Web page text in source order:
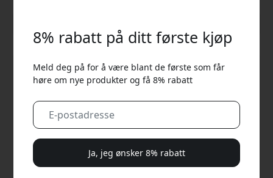
8% rabatt på ditt første kjøp
Meld deg på for å være blant de første som får
høre om nye produkter og få 8% rabatt
Ja, jeg ønsker 8% rabatt
Bruk denne koden i kassen for å få 8% rabatt.